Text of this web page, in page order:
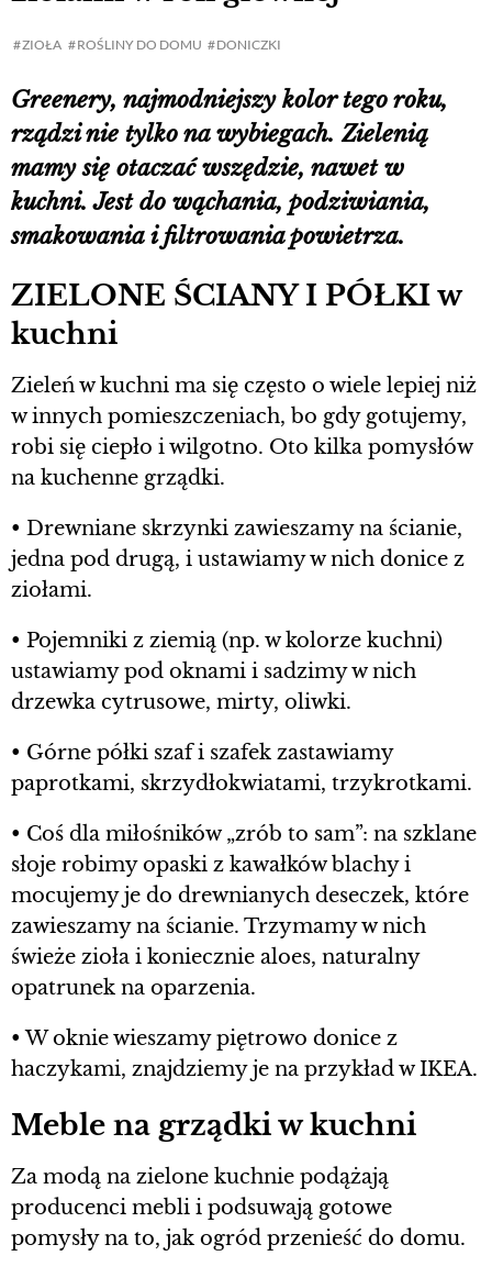
ZIOŁA ROŚLINY DO DOMU DONICZKI
Greenery, najmodniejszy kolor tego roku,
rządzi nie tylko na wybiegach. Zielenią
mamy się otaczać wszędzie, nawet w
kuchni. Jest do wąchania, podziwiania,
smakowania i filtrowania powietrza.
ZIELONE ŚCIANY I PÓŁKI w
kuchni
Zieleń w kuchni ma się często o wiele lepiej niż
w innych pomieszczeniach, bo gdy gotujemy,
robi się ciepło i wilgotno. Oto kilka pomysłów
na kuchenne grządki.
• Drewniane skrzynki zawieszamy na ścianie,
jedna pod drugą, i ustawiamy w nich donice z
ziołami.
• Pojemniki z ziemią (np. w kolorze kuchni)
ustawiamy pod oknami i sadzimy w nich
drzewka cytrusowe, mirty, oliwki.
• Górne półki szaf i szafek zastawiamy
paprotkami, skrzydłokwiatami, trzykrotkami.
• Coś dla miłośników „zrób to sam”: na szklane
słoje robimy opaski z kawałków blachy i
mocujemy je do drewnianych deseczek, które
zawieszamy na ścianie. Trzymamy w nich
świeże zioła i koniecznie aloes, naturalny
opatrunek na oparzenia.
• W oknie wieszamy piętrowo donice z
haczykami, znajdziemy je na przykład w IKEA.
Meble na grządki w kuchni
Za modą na zielone kuchnie podążają
producenci mebli i podsuwają gotowe
pomysły na to, jak ogród przenieść do domu.